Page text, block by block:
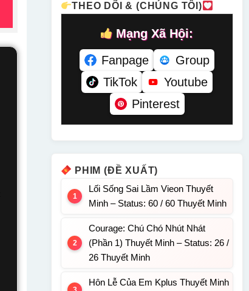
THEO DÕI & (CHÚNG TÔI)
Mạng Xã Hội:
Fanpage
Group
TikTok
Youtube
Pinterest
PHIM (ĐỀ XUẤT)
Lối Sống Sai Lầm Vieon Thuyết
Minh – Status: 60 / 60 Thuyết Minh
Courage: Chú Chó Nhút Nhát
(Phần 1) Thuyết Minh – Status: 26 /
26 Thuyết Minh
Hôn Lễ Của Em Kplus Thuyết Minh